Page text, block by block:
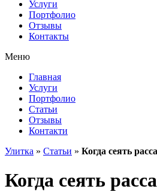
Услуги
Портфолио
Отзывы
Контакты
Меню
Главная
Услуги
Портфолио
Статьи
Отзывы
Контакти
Улитка » Статьи » Когда сеять
Когда сеять